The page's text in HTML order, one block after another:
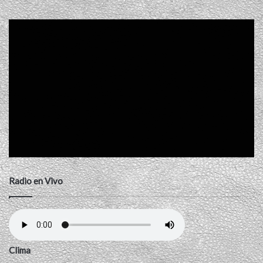
Radio en Vivo
Clima